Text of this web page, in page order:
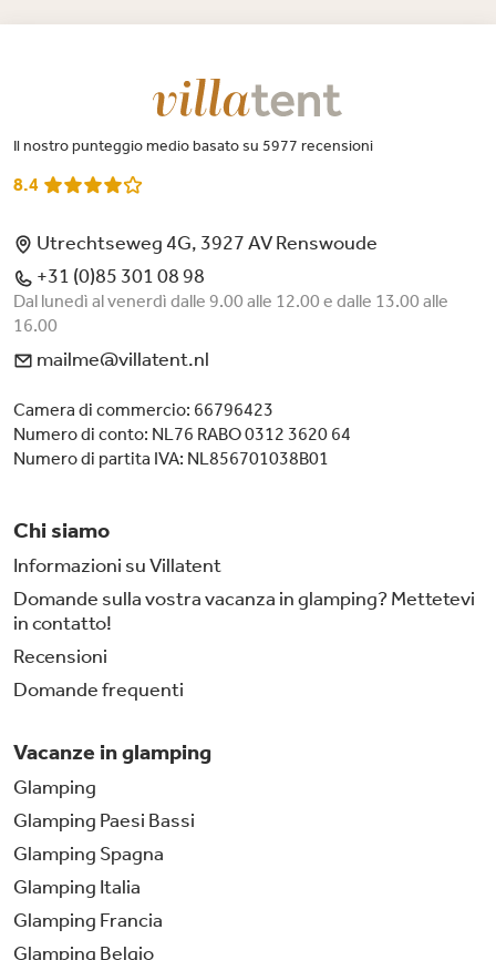
Il nostro punteggio medio basato su 5977 recensioni
8.4
Utrechtseweg 4G, 3927 AV Renswoude
+31 (0)85 301 08 98
Dal lunedì al venerdì dalle 9.00 alle 12.00 e dalle 13.00 alle
16.00
mailme@villatent.nl
Camera di commercio: 66796423
Numero di conto: NL76 RABO 0312 3620 64
Numero di partita IVA: NL856701038B01
Chi siamo
Informazioni su Villatent
Domande sulla vostra vacanza in glamping? Mettetevi
in contatto!
Recensioni
Domande frequenti
Vacanze in glamping
Glamping
Glamping Paesi Bassi
Glamping Spagna
Glamping Italia
Glamping Francia
Glamping Belgio